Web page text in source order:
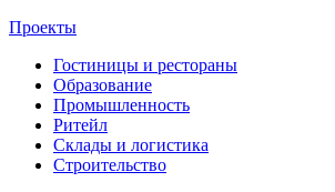
Проекты
Гостиницы и рестораны
Образование
Промышленность
Ритейл
Склады и логистика
Строительство